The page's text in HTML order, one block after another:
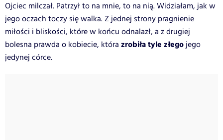
Ojciec milczał. Patrzył to na mnie, to na nią. Widziałam, jak w
jego oczach toczy się walka. Z jednej strony pragnienie
miłości i bliskości, które w końcu odnalazł, a z drugiej
bolesna prawda o kobiecie, która zrobiła tyle złegojego
jedynej córce.